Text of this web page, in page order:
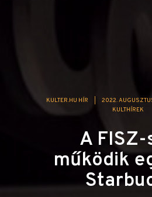
KULTER.HU HÍR 2022.
KULTHÍREK
A FISZ-
működik